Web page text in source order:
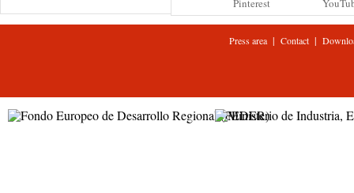
Pinterest
Press area| Contact |